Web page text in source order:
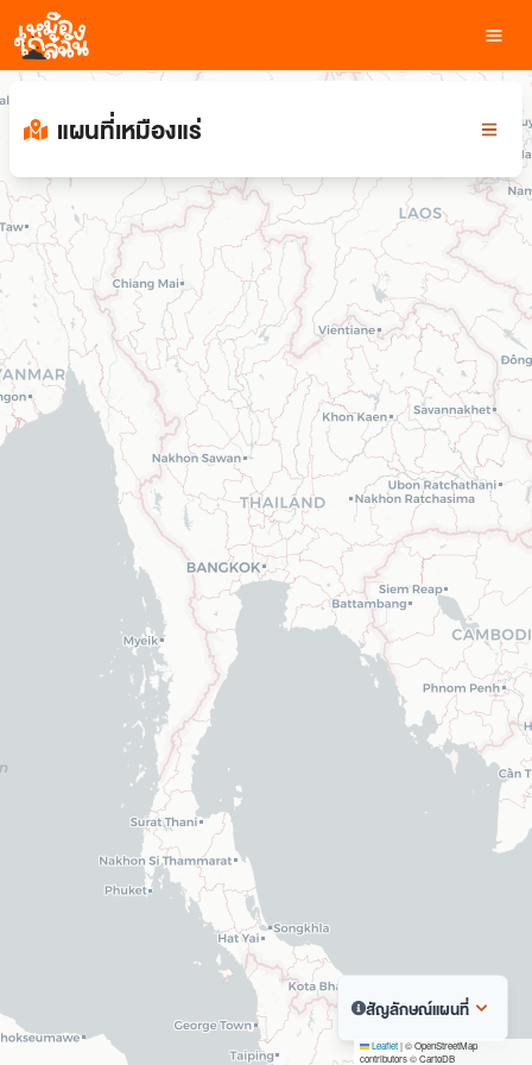
Leaflet|© OpenStreetMap
contributors © CartoDB
สัญลักษณ์แผนที่
แผนที่เหมืองแร่